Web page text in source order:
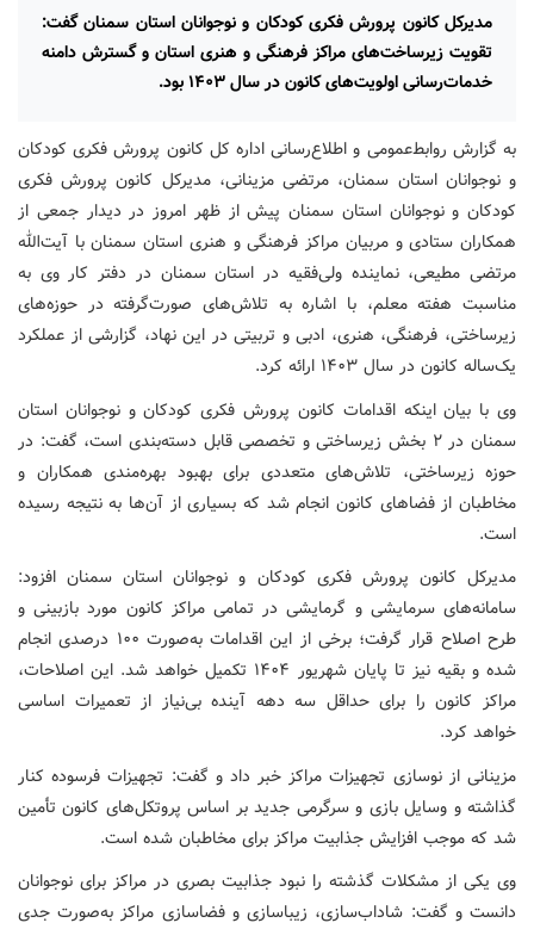
مدیرکل کانون پرورش فکری کودکان و نوجوانان استان سمنان گفت:
تقویت زیرساخت‌های مراکز فرهنگی و هنری استان و گسترش دامنه
خدمات‌رسانی اولویت‌های کانون در سال ۱۴۰۳ بود.
به گزارش روابط‌عمومی و اطلاع‌رسانی اداره کل کانون پرورش فکری کودکان
و نوجوانان استان سمنان، مرتضی مزینانی، مدیرکل کانون پرورش فکری
کودکان و نوجوانان استان سمنان پیش از ظهر امروز در دیدار جمعی از
همکاران ستادی و مربیان مراکز فرهنگی و هنری استان سمنان با آیت‌الله
مرتضی مطیعی، نماینده ولی‌فقیه در استان سمنان در دفتر کار وی به
مناسبت هفته معلم، با اشاره به تلاش‌های صورت‌گرفته در حوزه‌های
زیرساختی، فرهنگی، هنری، ادبی و تربیتی در این نهاد، گزارشی از عملکرد
یک‌ساله کانون در سال ۱۴۰۳ ارائه کرد.
وی با بیان اینکه اقدامات کانون پرورش فکری کودکان و نوجوانان استان
سمنان در ۲ بخش زیرساختی و تخصصی قابل دسته‌بندی است، گفت: در
حوزه زیرساختی، تلاش‌های متعددی برای بهبود بهره‌مندی همکاران و
مخاطبان از فضاهای کانون انجام شد که بسیاری از آن‌ها به نتیجه رسیده
است.
مدیرکل کانون پرورش فکری کودکان و نوجوانان استان سمنان افزود:
سامانه‌های سرمایشی و گرمایشی در تمامی مراکز کانون مورد بازبینی و
طرح اصلاح قرار گرفت؛ برخی از این اقدامات به‌صورت ۱۰۰ درصدی انجام
شده و بقیه نیز تا پایان شهریور ۱۴۰۴ تکمیل خواهد شد. این اصلاحات،
مراکز کانون را برای حداقل سه دهه آینده بی‌نیاز از تعمیرات اساسی
خواهد کرد.
مزینانی از نوسازی تجهیزات مراکز خبر داد و گفت: تجهیزات فرسوده کنار
گذاشته و وسایل بازی و سرگرمی جدید بر اساس پروتکل‌های کانون تأمین
شد که موجب افزایش جذابیت مراکز برای مخاطبان شده است.
وی یکی از مشکلات گذشته را نبود جذابیت بصری در مراکز برای نوجوانان
دانست و گفت: شاداب‌سازی، زیباسازی و فضاسازی مراکز به‌صورت جدی